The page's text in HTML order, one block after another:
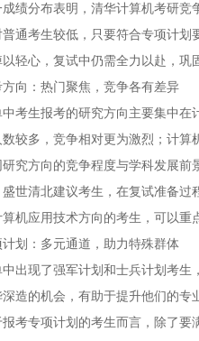
成绩分布表明，清华计算机考研竞
普通考生较低，只要符合专项计划
以轻心，复试中仍需全力以赴，巩
方向：热门聚焦，竞争各有差异
中考生报考的研究方向主要集中在
数较多，竞争相对更为激烈；计算
研究方向的竞争程度与学科发展前
盛世清北建议考生，在复试准备过
算机应用技术方向的考生，可以重
计划：多元通道，助力特殊群体
中出现了强军计划和士兵计划考生
造的机会，有助于提升他们的专
报考专项计划的考生而言，除了要